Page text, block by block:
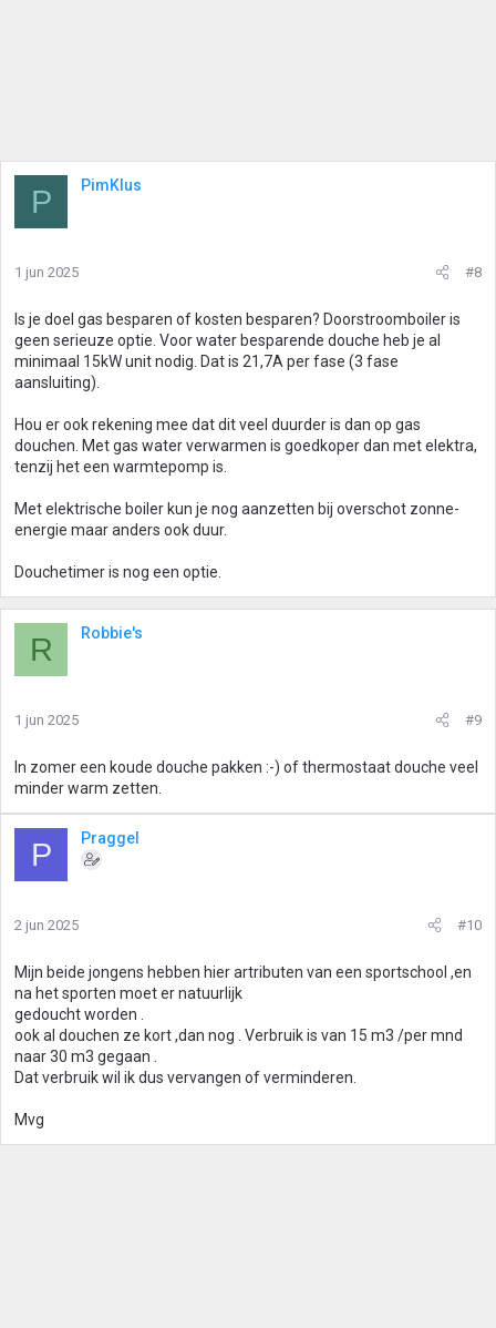
P PimKlus
1 jun 2025 #8
Is je doel gas besparen of kosten besparen? Doorstroomboiler is
geen serieuze optie. Voor water besparende douche heb je al
minimaal 15kW unit nodig. Dat is 21,7A per fase (3 fase
aansluiting).
Hou er ook rekening mee dat dit veel duurder is dan op gas
douchen. Met gas water verwarmen is goedkoper dan met elektra,
tenzij het een warmtepomp is.
Met elektrische boiler kun je nog aanzetten bij overschot zonne-
energie maar anders ook duur.
Douchetimer is nog een optie.
R Robbie's
1 jun 2025 #9
In zomer een koude douche pakken :-) of thermostaat douche veel
minder warm zetten.
P Praggel
2 jun 2025 #10
Mijn beide jongens hebben hier artributen van een sportschool ,en
na het sporten moet er natuurlijk
gedoucht worden .
ook al douchen ze kort ,dan nog . Verbruik is van 15 m3 /per mnd
naar 30 m3 gegaan .
Dat verbruik wil ik dus vervangen of verminderen.
Mvg